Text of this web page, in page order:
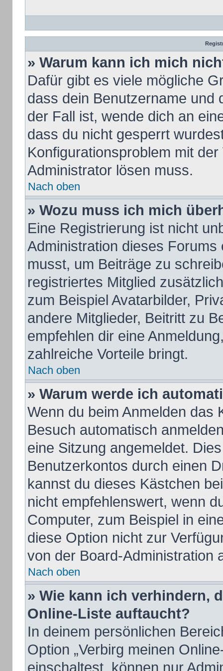
» Warum kann ich mich
Dafür gibt es viele mögliche
dass dein Benutzername und
der Fall ist, wende dich an
dass du nicht gesperrt
Konfigurationsproblem mit
Administrator lösen muss.
Nach oben
» Wozu muss ich mich
Eine Registrierung ist nicht
Administration dieses
musst, um Beiträge zu
registriertes Mitglied
zum Beispiel Avatarbilder,
andere Mitglieder, Beitritt zu
empfehlen dir eine
zahlreiche Vorteile bringt.
Nach oben
» Warum werde ich
Wenn du beim Anmelden das
Besuch automatisch
eine Sitzung angemeldet.
Benutzerkontos durch einen
kannst du dieses Kästchen
nicht empfehlenswert, wenn
Computer, zum Beispiel in
diese Option nicht zur
von der Board-Administration
Nach oben
» Wie kann ich verhindern,
Online-Liste auftaucht?
In deinem persönlichen
Option „Verbirg meinen
einschaltest, können nur